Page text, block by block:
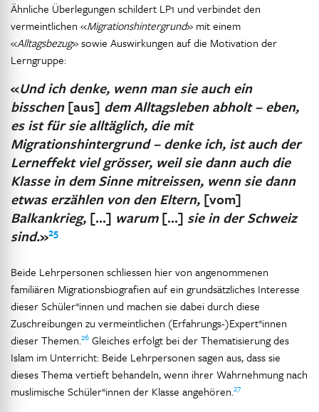
Ähnliche Überlegungen schildert LP1 und verbindet den
vermeintlichen «Migrationshintergrund» mit einem
«Alltagsbezug» sowie Auswirkungen auf die Motivation der
Lerngruppe:
«Und ich denke, wenn man sie auch ein
bisschen[aus] dem Alltagsleben abholt – eben,
es ist für sie alltäglich, die mit
Migrationshintergrund – denke ich, ist auch der
Lerneffekt viel grösser, weil sie dann auch die
Klasse in dem Sinne mitreissen, wenn sie dann
etwas erzählen von den Eltern, [vom]
Balkankrieg, […] warum[…] sie in der Schweiz
sind.»25
Beide Lehrpersonen schliessen hier von angenommenen
familiären Migrationsbiografien auf ein grundsätzliches Interesse
dieser Schüler*innen und machen sie dabei durch diese
Zuschreibungen zu vermeintlichen (Erfahrungs-)Expert*innen
dieser Themen.26 Gleiches erfolgt bei der Thematisierung des
Islam im Unterricht: Beide Lehrpersonen sagen aus, dass sie
dieses Thema vertieft behandeln, wenn ihrer Wahrnehmung nach
muslimische Schüler*innen der Klasse angehören.27